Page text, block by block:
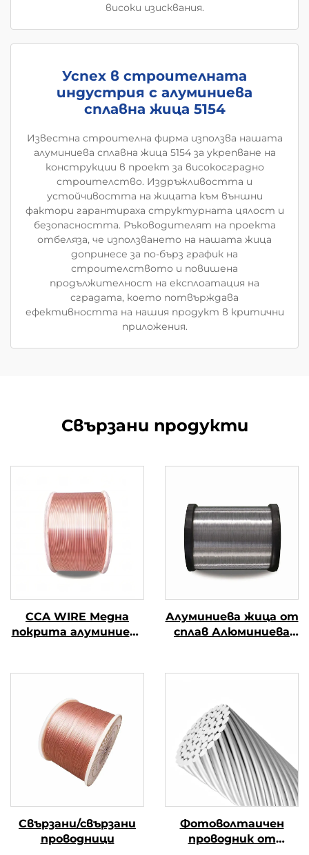
високи изисквания.
Успех в строителната
индустрия с алуминиева
сплавна жица 5154
Известна строителна фирма използва нашата
алуминиева сплавна жица 5154 за укрепване на
конструкции в проект за високосградно
строителство. Издръжливостта и
устойчивостта на жицата към външни
фактори гарантираха структурната цялост и
безопасността. Ръководителят на проекта
отбеляза, че използването на нашата жица
допринесе за по-бърз график на
строителството и повишена
продължителност на експлоатация на
сградата, което потвърждава
ефективността на нашия продукт в критични
приложения.
Свързани продукти
CCA WIRE Медна
покрита алуминиева
Алуминиева жица от
сплав Алюминиева
Свързани/свързани
проводници
Фотоволтаичен
проводник от